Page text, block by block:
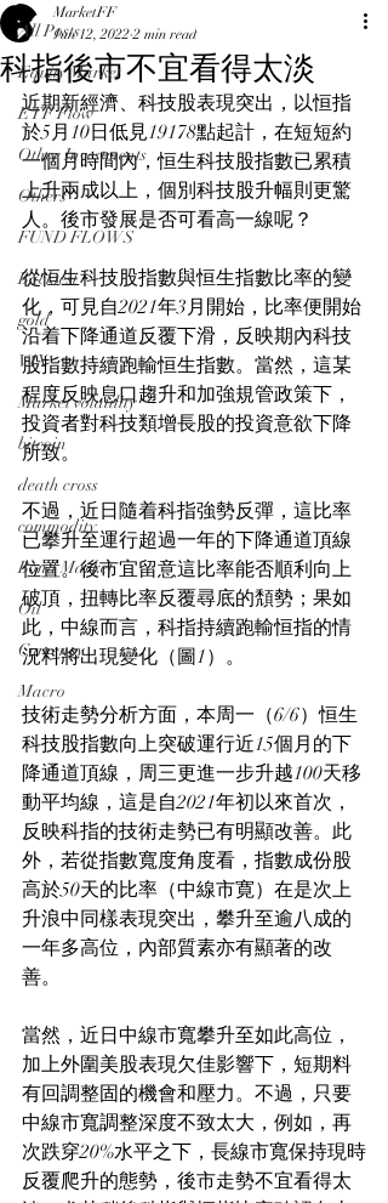
All Posts
Equity Market
ETF Flow
Other Investments
Others
FUND FLOWS
Backtest
gold
VIX
Market volatility
bitcoin
death cross
commodity
Bond Market
Oil
Currency
Macro
科指後市不宜看得太淡
MarketFF
Jun 12, 2022 2 min read
近期新經濟、科技股表現突出，以恒指
於5月10日低見19178點起計，在短短約
一個月時間內，恒生科技股指數已累積
上升兩成以上，個別科技股升幅則更驚
人。後市發展是否可看高一線呢？
從恒生科技股指數與恒生指數比率的變
化，可見自2021年3月開始，比率便開始
沿着下降通道反覆下滑，反映期內科技
股指數持續跑輸恒生指數。當然，這某
程度反映息口趨升和加強規管政策下，
投資者對科技類增長股的投資意欲下降
所致。
不過，近日隨着科指強勢反彈，這比率
已攀升至運行超過一年的下降通道頂線
位置。後市宜留意這比率能否順利向上
破頂，扭轉比率反覆尋底的頽勢；果如
此，中線而言，科指持續跑輸恒指的情
況料將出現變化（圖1）。
技術走勢分析方面，本周一（6/6）恒生
科技股指數向上突破運行近15個月的下
降通道頂線，周三更進一步升越100天移
動平均線，這是自2021年初以來首次，
反映科指的技術走勢已有明顯改善。此
外，若從指數寬度角度看，指數成份股
高於50天的比率（中線市寛）在是次上
升浪中同樣表現突出，攀升至逾八成的
一年多高位，內部質素亦有顯著的改
善。
當然，近日中線市寬攀升至如此高位，
加上外圍美股表現欠佳影響下，短期料
有回調整固的機會和壓力。不過，只要
中線市寬調整深度不致太大，例如，再
次跌穿20%水平之下，長線市寬保持現時
反覆爬升的態勢，後市走勢不宜看得太